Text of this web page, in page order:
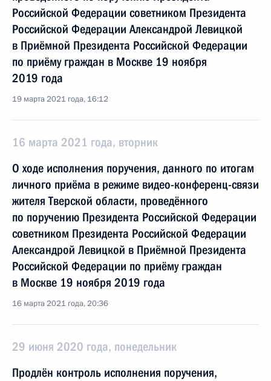
Российской Федерации советником Президента
Российской Федерации Александрой Левицкой
в Приёмной Президента Российской Федерации
по приёму граждан в Москве 19 ноября
2019 года
19 марта 2021 года, 16:12
16 марта 2021 года, вторник
О ходе исполнения поручения, данного по итогам
личного приёма в режиме видео-конференц-связи
жителя Тверской области, проведённого
по поручению Президента Российской Федерации
советником Президента Российской Федерации
Александрой Левицкой в Приёмной Президента
Российской Федерации по приёму граждан
в Москве 19 ноября 2019 года
16 марта 2021 года, 20:36
29 июня 2020 года, понедельник
Продлён контроль исполнения поручения,